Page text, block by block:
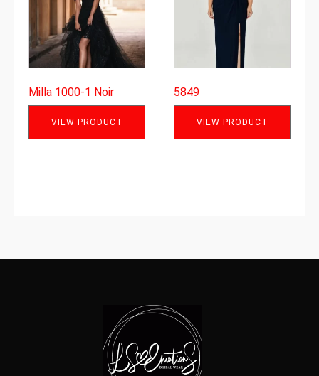
Milla 1000-1 Noir
VIEW PRODUCT
5849
VIEW PRODUCT